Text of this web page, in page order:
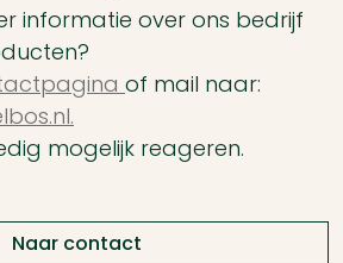
informatie over ons bedrijf
of mail naar:
mogelijk reageren.
Naar contact